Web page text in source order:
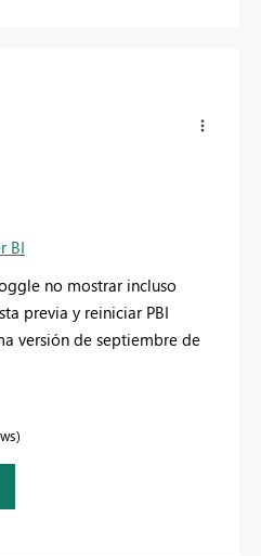
BI
no mostrar incluso
previa y reiniciar PBI
versión de septiembre de